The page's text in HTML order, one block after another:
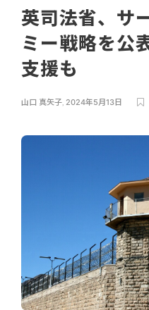
英司法省、サ
ミー戦略を公
支援も
山口 真矢子, 2024年5月13日